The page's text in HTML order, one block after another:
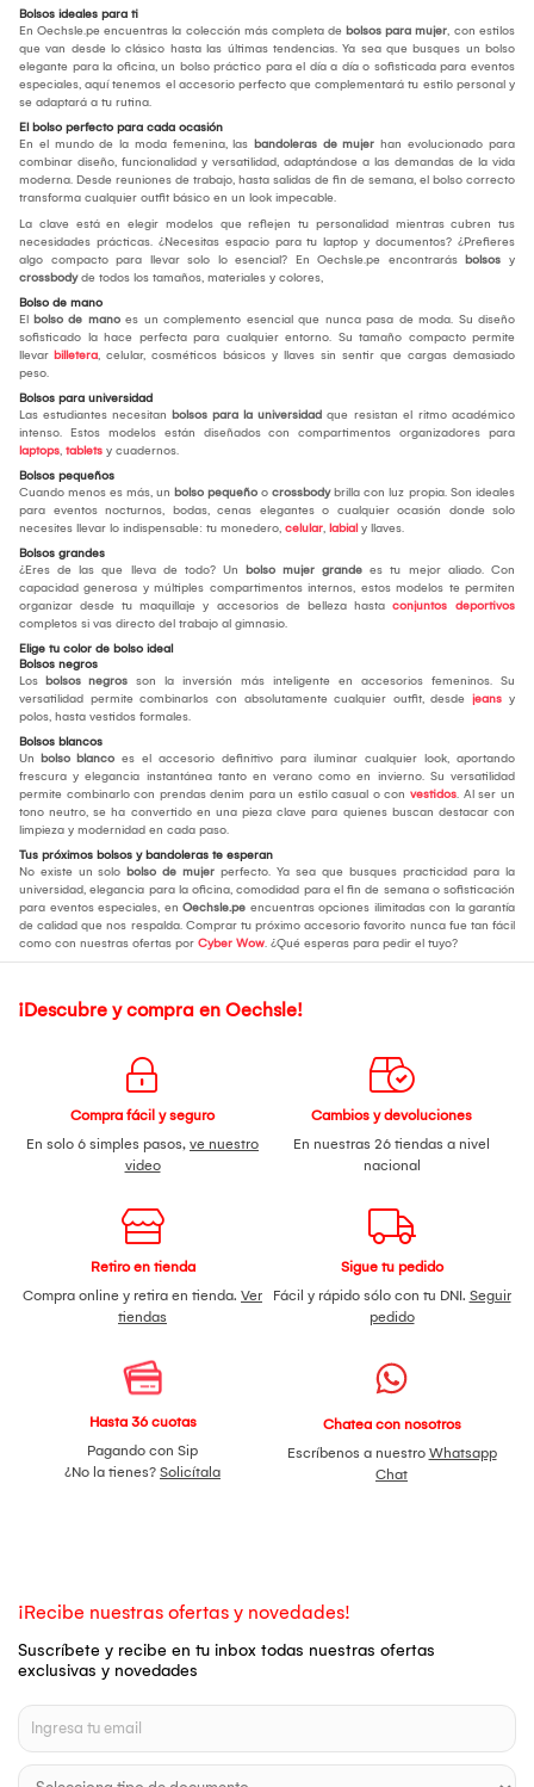
Bolsos ideales para ti
En Oechsle.pe encuentras la colección más completa de bolsos para mujer, con estilos
que van desde lo clásico hasta las últimas tendencias. Ya sea que busques un bolso
elegante para la oficina, un bolso práctico para el día a día o sofisticada para eventos
especiales, aquí tenemos el accesorio perfecto que complementará tu estilo personal y
se adaptará a tu rutina.
El bolso perfecto para cada ocasión
En el mundo de la moda femenina, las bandoleras de mujer han evolucionado para
combinar diseño, funcionalidad y versatilidad, adaptándose a las demandas de la vida
moderna. Desde reuniones de trabajo, hasta salidas de fin de semana, el bolso correcto
transforma cualquier outfit básico en un look impecable.
La clave está en elegir modelos que reflejen tu personalidad mientras cubren tus
necesidades prácticas. ¿Necesitas espacio para tu laptop y documentos? ¿Prefieres
algo compacto para llevar solo lo esencial? En Oechsle.pe encontrarás bolsos y
crossbodyde todos los tamaños, materiales y colores,
Bolso de mano
El bolso de mano es un complemento esencial que nunca pasa de moda. Su diseño
sofisticado la hace perfecta para cualquier entorno. Su tamaño compacto permite
llevar billetera, celular, cosméticos básicos y llaves sin sentir que cargas demasiado
peso.
Bolsos para universidad
Las estudiantes necesitan bolsos para la universidad que resistan el ritmo académico
intenso. Estos modelos están diseñados con compartimentos organizadores para
laptops, tablets y cuadernos.
Bolsos pequeños
Cuando menos es más, un bolso pequeño o crossbodybrilla con luz propia. Son ideales
para eventos nocturnos, bodas, cenas elegantes o cualquier ocasión donde solo
necesites llevar lo indispensable: tu monedero, celular, labial y llaves.
Bolsos grandes
¿Eres de las que lleva de todo? Un bolso mujer grande es tu mejor aliado. Con
capacidad generosa y múltiples compartimentos internos, estos modelos te permiten
organizar desde tu maquillaje y accesorios de belleza hasta conjuntos deportivos
completos si vas directo del trabajo al gimnasio.
Elige tu color de bolso ideal
Bolsos negros
Los bolsos negros son la inversión más inteligente en accesorios femeninos. Su
versatilidad permite combinarlos con absolutamente cualquier outfit, desde jeans y
polos, hasta vestidos formales.
Bolsos blancos
Un bolso blanco es el accesorio definitivo para iluminar cualquier look, aportando
frescura y elegancia instantánea tanto en verano como en invierno. Su versatilidad
permite combinarlo con prendas denim para un estilo casual o con vestidos. Al ser un
tono neutro, se ha convertido en una pieza clave para quienes buscan destacar con
limpieza y modernidad en cada paso.
Tus próximos bolsos y bandoleras te esperan
No existe un solo bolso de mujer perfecto. Ya sea que busques practicidad para la
universidad, elegancia para la oficina, comodidad para el fin de semana o sofisticación
para eventos especiales, en Oechsle.pe encuentras opciones ilimitadas con la garantía
de calidad que nos respalda. Comprar tu próximo accesorio favorito nunca fue tan fácil
como con nuestras ofertas por Cyber Wow. ¿Qué esperas para pedir el tuyo?
¡Descubre y compra en Oechsle!
Compra fácil y seguro
En solo 6 simples pasos, ve nuestro
video
Cambios y devoluciones
En nuestras 26 tiendas a nivel
nacional
Retiro en tienda
Compra online y retira en tienda. Ver
tiendas
Sigue tu pedido
Fácil y rápido sólo con tu DNI. Seguir
pedido
Hasta 36 cuotas
Pagando con Sip
¿No la tienes? Solicítala
Chatea con nosotros
Escríbenos a nuestro Whatsapp
Chat
¡Recibe nuestras ofertas y novedades!
Suscríbete y recibe en tu inbox todas nuestras ofertas
exclusivas y novedades